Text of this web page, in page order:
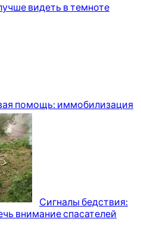
видеть в темноте
помощь: иммобилизация
Сигналы бедствия:
внимание спасателей